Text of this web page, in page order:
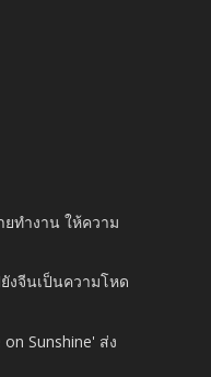
ยทำงาน ให้ความ
ยังจีนเป็นความโหด
Sunshine' ส่ง